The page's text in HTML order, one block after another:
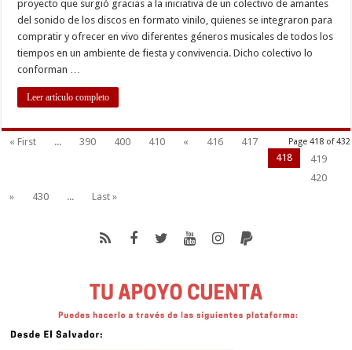
proyecto que surgió gracias a la iniciativa de un colectivo de amantes
del sonido de los discos en formato vinilo, quienes se integraron para
compratir y ofrecer en vivo diferentes géneros musicales de todos los
tiempos en un ambiente de fiesta y convivencia. Dicho colectivo lo
conforman …
Leer artículo completo
Page 418 of 432
« First ... 390 400 410 « 416
417
418
419
420
»
430 ... Last »